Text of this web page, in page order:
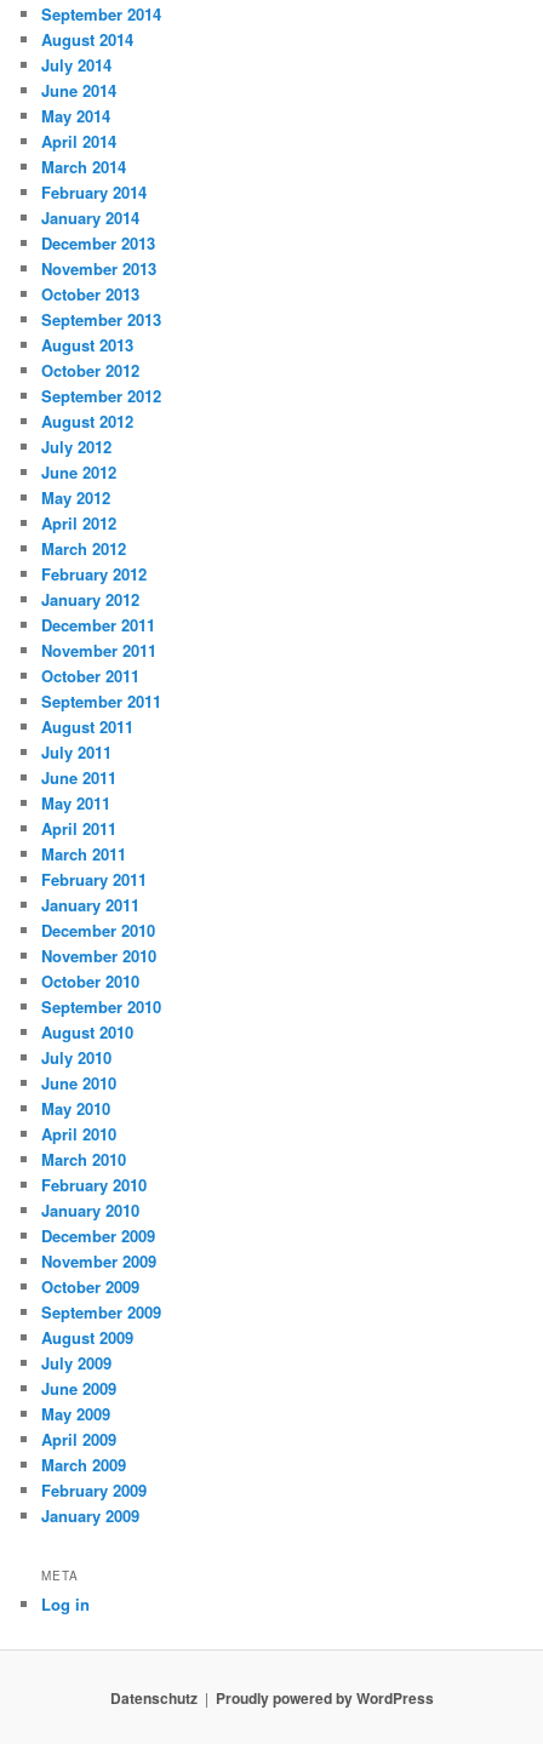
September 2014
August 2014
July 2014
June 2014
May 2014
April 2014
March 2014
February 2014
January 2014
December 2013
November 2013
October 2013
September 2013
August 2013
October 2012
September 2012
August 2012
July 2012
June 2012
May 2012
April 2012
March 2012
February 2012
January 2012
December 2011
November 2011
October 2011
September 2011
August 2011
July 2011
June 2011
May 2011
April 2011
March 2011
February 2011
January 2011
December 2010
November 2010
October 2010
September 2010
August 2010
July 2010
June 2010
May 2010
April 2010
March 2010
February 2010
January 2010
December 2009
November 2009
October 2009
September 2009
August 2009
July 2009
June 2009
May 2009
April 2009
March 2009
February 2009
January 2009
META
Log in
Datenschutz Proudly powered by WordPress